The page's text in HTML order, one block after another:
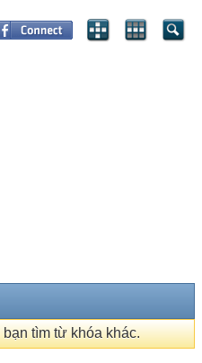
tìm từ khóa khác.